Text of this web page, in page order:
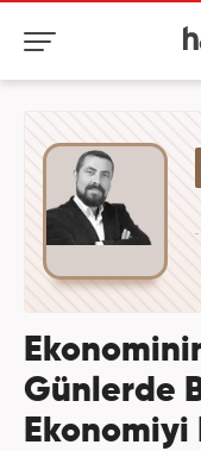
Günlerde
Ekonomiyi